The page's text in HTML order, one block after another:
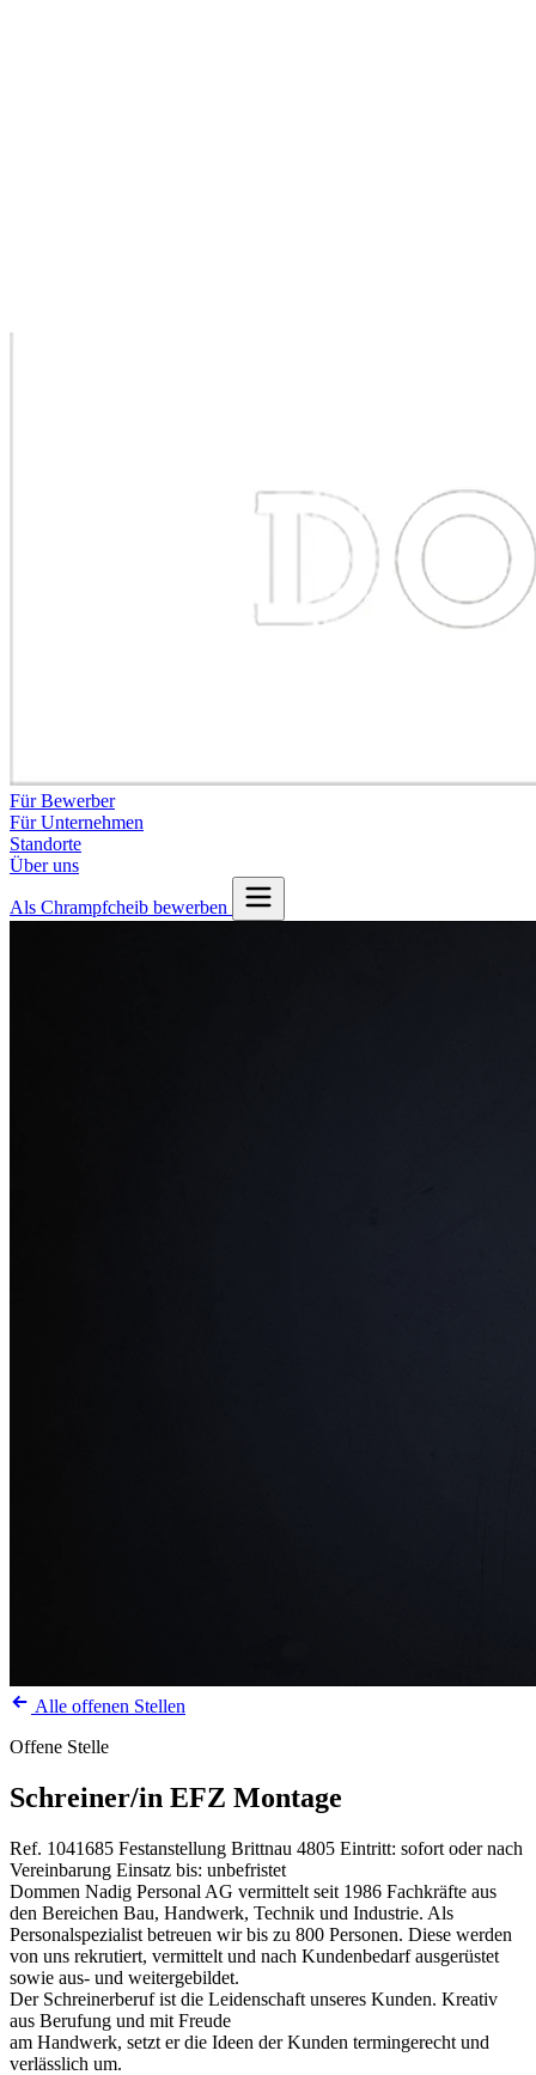
Für Bewerber
Für Unternehmen
Standorte
Über uns
Als Chrampfcheib bewerben
Alle offenen Stellen
Offene Stelle
Schreiner/in EFZ Montage
Ref. 1041685 Festanstellung Brittnau 4805 Eintritt: sofort oder nach
Vereinbarung Einsatz bis: unbefristet
Dommen Nadig Personal AG vermittelt seit 1986 Fachkräfte aus
den Bereichen Bau, Handwerk, Technik und Industrie. Als
Personalspezialist betreuen wir bis zu 800 Personen. Diese werden
von uns rekrutiert, vermittelt und nach Kundenbedarf ausgerüstet
sowie aus- und weitergebildet.
Der Schreinerberuf ist die Leidenschaft unseres Kunden. Kreativ
aus Berufung und mit Freude
am Handwerk, setzt er die Ideen der Kunden termingerecht und
verlässlich um.